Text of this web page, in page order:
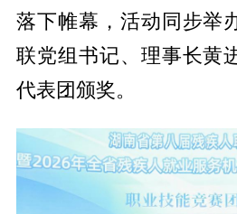
落下帷幕，活动同步举
联党组书记、理事长黄
代表团颁奖。